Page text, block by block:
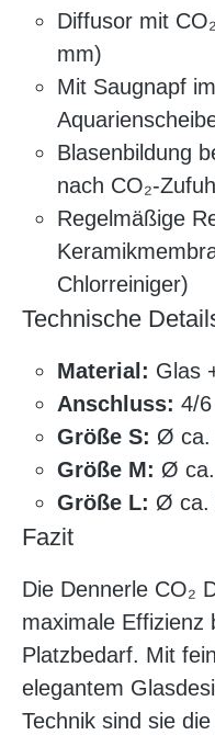
Diffusor mit
mm)
Mit Saugnapf
Blasenbildung
nach CO₂-
Regelmäßige
Chlorreiniger)
Technische
Material: Glas
Anschluss: 4/
Größe S: Ø ca.
Größe M: Ø ca.
Größe L: Ø ca.
Fazit
Die Dennerle CO₂
maximale Effizienz
Platzbedarf. Mit
elegantem
Technik sind sie